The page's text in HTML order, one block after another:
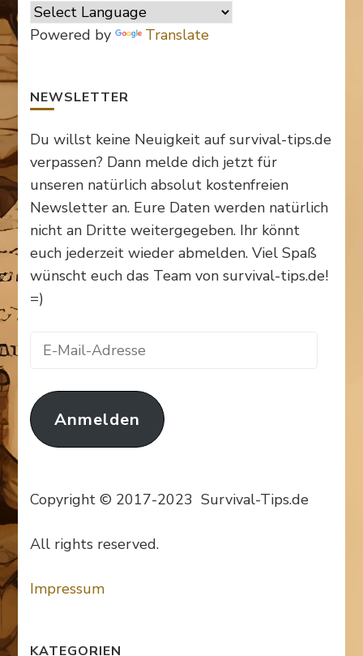
anzeigenanzeigen
anzeigen
Pinterest
anzeigen
Powered by Translate
NEWSLETTER
Du willst keine Neuigkeit auf survival-tips.de
verpassen? Dann melde dich jetzt für
unseren natürlich absolut kostenfreien
Newsletter an. Eure Daten werden natürlich
nicht an Dritte weitergegeben. Ihr könnt
euch jederzeit wieder abmelden. Viel Spaß
wünscht euch das Team von survival-tips.de!
=)
E-
Adresse
Anmelden
Copyright © 2017-2023 Survival-Tips.de
All rights reserved.
Impressum
KATEGORIEN